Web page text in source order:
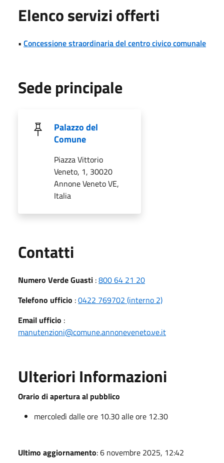
Elenco servizi offerti
• Concessione straordinaria del centro civico comunale
Sede principale
Palazzo del
Comune
Piazza Vittorio
Veneto, 1, 30020
Annone Veneto VE,
Italia
Contatti
Numero Verde Guasti :800 64 21 20
Telefono ufficio :0422 769702 (interno 2)
Email ufficio :
manutenzioni@comune.annoneveneto.ve.it
Ulteriori Informazioni
Orario di apertura al pubblico
mercoledì dalle ore 10.30 alle ore 12.30
Ultimo aggiornamento: 6 novembre 2025, 12:42